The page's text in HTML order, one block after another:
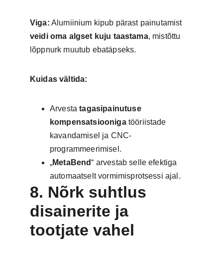
Viga: Alumiinium kipub pärast painutamist
veidi oma algset kuju taastama, mistõttu
lõppnurk muutub ebatäpseks.
Kuidas vältida:
Arvesta tagasipainutuse
kompensatsiooniga tööriistade
kavandamisel ja CNC-
programmeerimisel.
„MetaBend“ arvestab selle efektiga
automaatselt vormimisprotsessi ajal.
8. Nõrk suhtlus
disainerite ja
tootjate vahel